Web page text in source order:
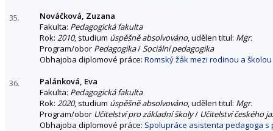
35.
Nováčková, Zuzana
Fakulta: Pedagogická fakulta
Rok: 2010, studium úspěšně absolvováno, udělen titul: Mgr.
Program/obor Pedagogika/Sociální pedagogika
Obhajoba diplomové práce: Romský žák mezi rodinou a
36.
Palánková, Eva
Fakulta: Pedagogická fakulta
Rok: 2020, studium úspěšně absolvováno, udělen titul: Mgr.
Program/obor Učitelství pro základní školy/ Učitelství českého
Obhajoba diplomové práce: Spolupráce asistenta pedagoga